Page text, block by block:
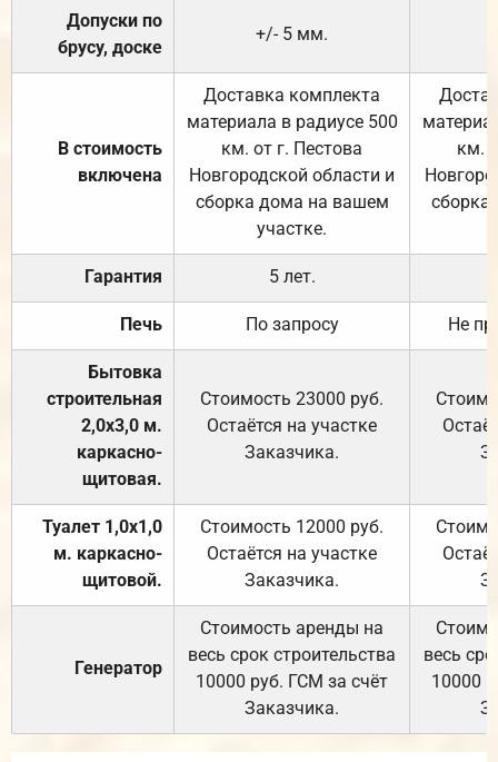
Допуски по
брусу, доске
+/- 5 мм.
В стоимость
включена
Доставка комплекта
материала в радиусе 500
км. от г. Пестова
Новгородской области и
сборка дома на вашем
участке.
км.
Гарантия 5 лет.
Печь По запросу Не
Бытовка
строительная
2,0х3,0 м.
каркасно-
щитовая.
Стоимость 23000 руб.
Остаётся на участке
Заказчика.
Туалет 1,0х1,0
м. каркасно-
щитовой.
Стоимость 12000 руб.
Остаётся на участке
Заказчика.
Генератор
Стоимость аренды на
весь срок строительства
10000 руб. ГСМ за счёт
Заказчика.
весь
10000